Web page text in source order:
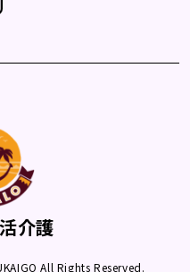
介護
All Rights Reserved.